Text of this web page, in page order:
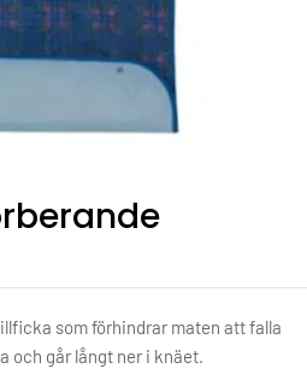
som förhindrar maten att falla
och går långt ner i knäet.